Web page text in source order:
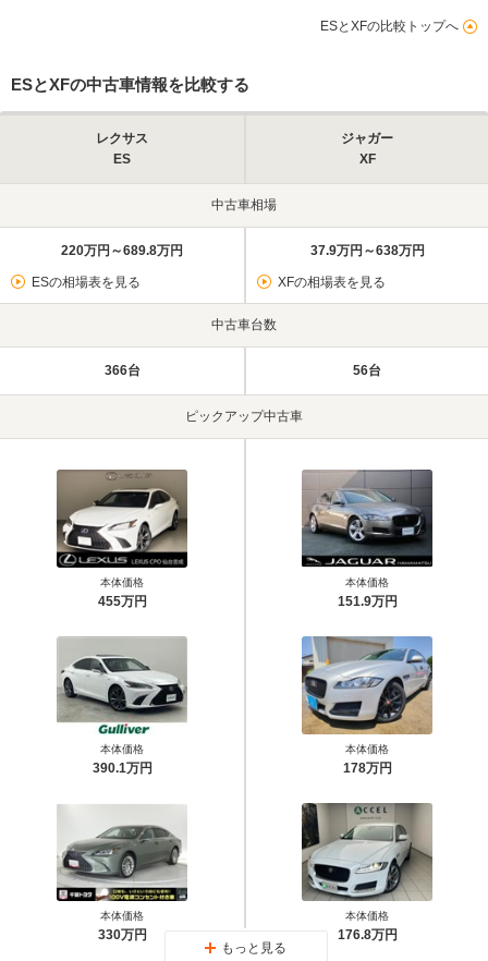
ESとXFの比較トップへ
ESとXFの中古車情報を比較する
レクサス
ES
ジャガー
XF
中古車相場
220万円～689.8万円
ESの相場表を見る
37.9万円～638万円
XFの相場表を見る
中古車台数
366台 56台
ピックアップ中古車
本体価格
455万円
本体価格
390.1万円
本体価格
330万円
本体価格
151.9万円
本体価格
178万円
本体価格
176.8万円
もっと見る